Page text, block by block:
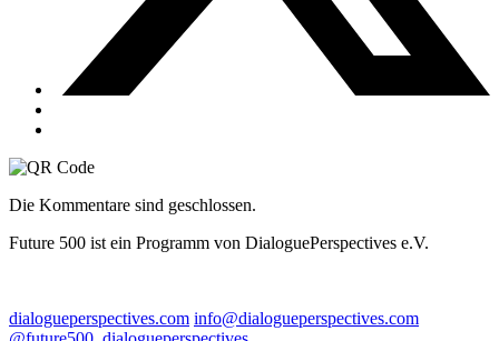
Die Kommentare sind geschlossen.
Future 500 ist ein Programm von DialoguePerspectives e.V.
dialogueperspectives.com info@dialogueperspectives.com